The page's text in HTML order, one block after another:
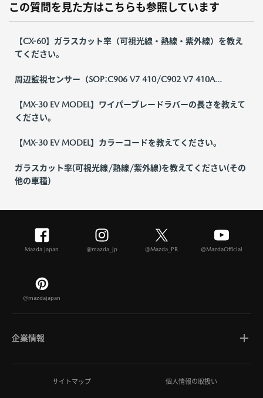
この質問を見た方はこちらも参照しています
【CX-60】ガラスカット率（可視光線・熱線・紫外線）を教え
てください。
周辺監視センサー（SOP:C906 V7 410/C902 V7 410A...
【MX-30 EV MODEL】ワイパーブレードラバーの長さを教えて
ください。
【MX-30 EV MODEL】カラーコードを教えてください。
ガラスカット率(可視光線/熱線/紫外線)を教えてください(その
他の車種)
Mazda Japan @mazda_jp @Mazda_PR @MazdaOfficial
@mazdajapan
企業情報
マツダについてサイトマップ 個人情報の取扱い